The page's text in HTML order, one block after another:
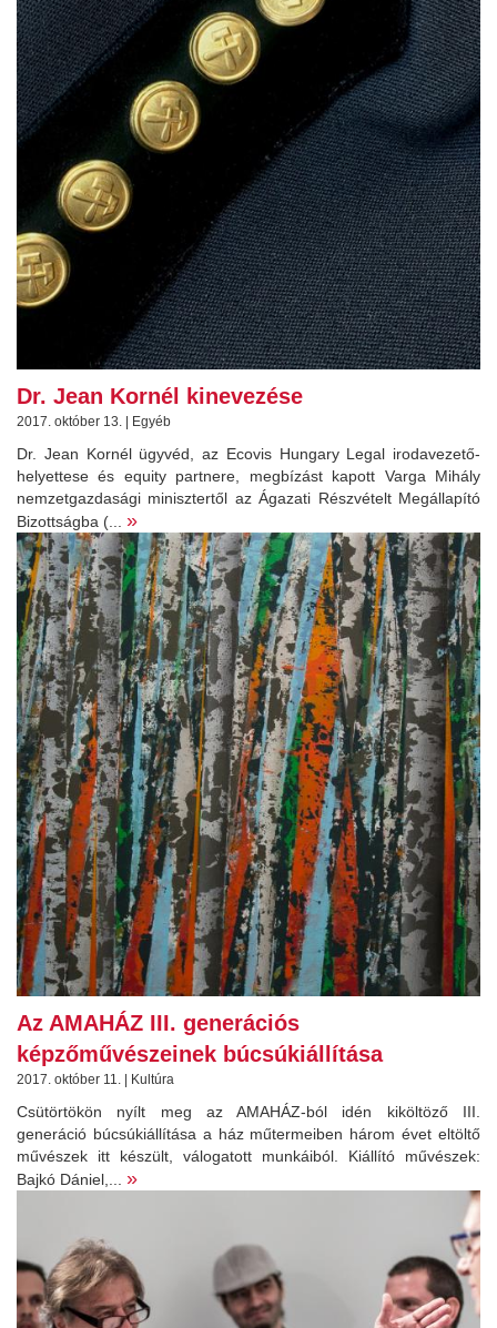
Dr. Jean Kornél kinevezése
2017. október 13. | Egyéb
Dr. Jean Kornél ügyvéd, az Ecovis Hungary Legal irodavezető-
helyettese és equity partnere, megbízást kapott Varga Mihály
nemzetgazdasági minisztertől az Ágazati Részvételt Megállapító
Bizottságba (... »
Az AMAHÁZ III. generációs
képzőművészeinek búcsúkiállítása
2017. október 11. | Kultúra
Csütörtökön nyílt meg az AMAHÁZ-ból idén kiköltöző III.
generáció búcsúkiállítása a ház műtermeiben három évet eltöltő
művészek itt készült, válogatott munkáiból. Kiállító művészek:
Bajkó Dániel,... »